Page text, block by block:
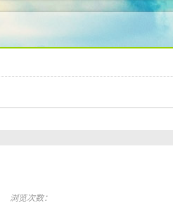
浏览次数：